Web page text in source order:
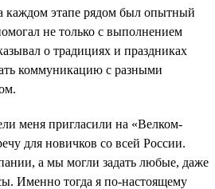
каждом этапе рядом был опытный
не только с выполнением
о традициях и праздниках
коммуникацию с разными
меня пригласили на «Велком-
для новичков со всей России.
а мы могли задать любые, даже
Именно тогда я по-настоящему